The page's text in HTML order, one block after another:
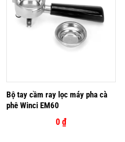
Bộ tay cầm ray lọc máy pha cà
phê Winci EM60
0₫